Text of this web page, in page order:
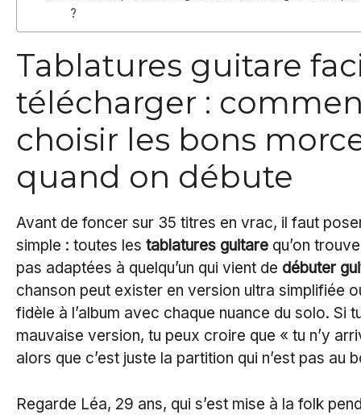
?
Tablatures guitare
télécharger :
choisir les bons
quand on débute
Avant de foncer sur 35 titres en vrac, il faut
simple : toutes les tablatures guitare qu’on
pas adaptées à quelqu’un qui vient de débuter
chanson peut exister en version ultra simplifiée
fidèle à l’album avec chaque nuance du solo. Si
mauvaise version, tu peux croire que « tu n’y
alors que c’est juste la partition qui n’est pas au
Regarde Léa, 29 ans, qui s’est mise à la folk